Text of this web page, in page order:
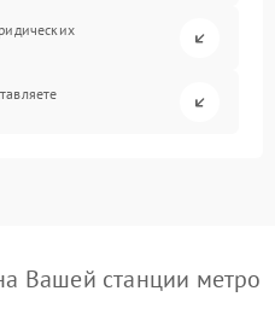
Вашей станции метро